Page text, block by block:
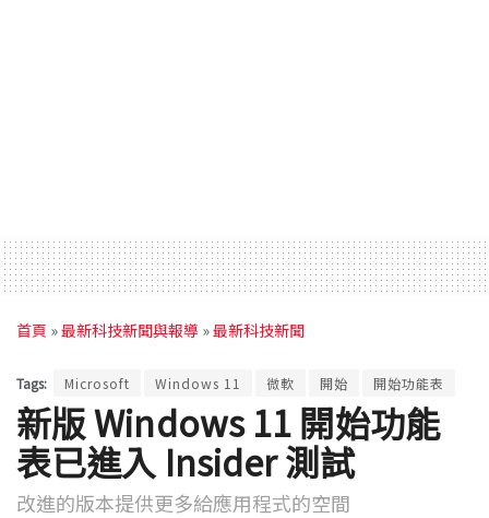
首頁 »最新科技新聞與報導 »最新科技新聞
Tags: Microsoft Windows 11 微軟 開始 開始功能表
新版 Windows 11 開始功能
表已進入 Insider 測試
改進的版本提供更多給應用程式的空間